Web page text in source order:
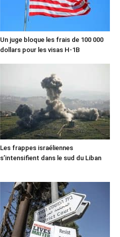
Un juge bloque les frais de 100 000
dollars pour les visas H-1B
Les frappes israéliennes
s’intensifient dans le sud du Liban